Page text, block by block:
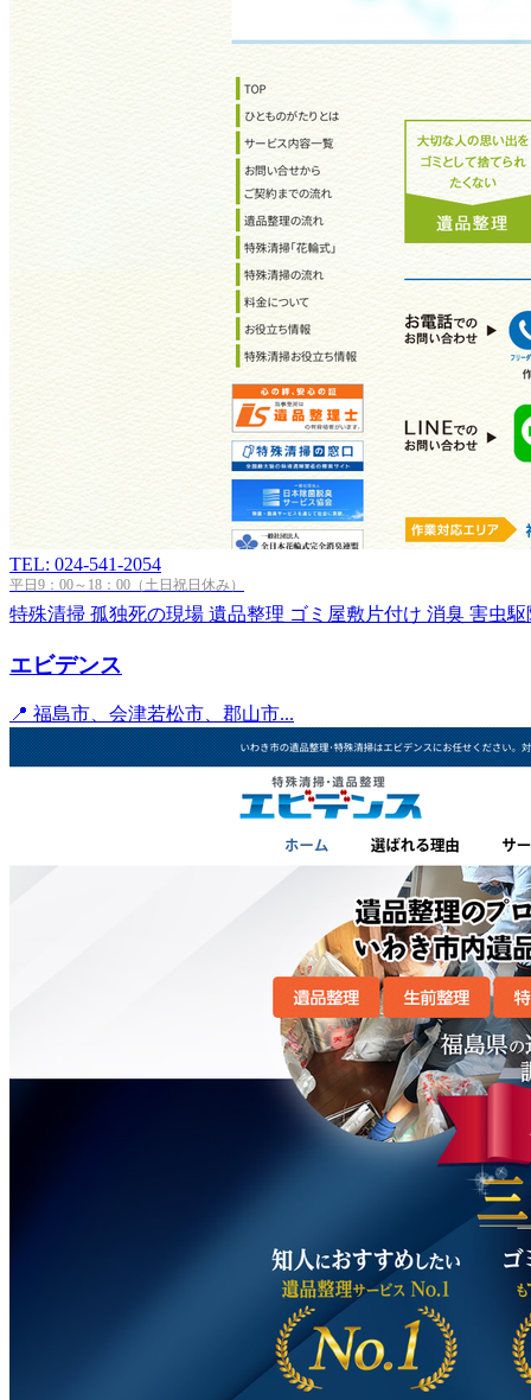
TEL: 024-541-2054
平日9：00～18：00（土日祝日休み）
特殊清掃 孤独死の現場 遺品整理 ゴミ屋敷片付け 消臭 害虫駆
エビデンス
📍 福島市、会津若松市、郡山市...